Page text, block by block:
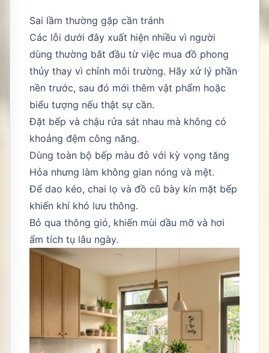
Sai lầm thường gặp cần tránh
Các lỗi dưới đây xuất hiện nhiều vì người
dùng thường bắt đầu từ việc mua đồ phong
thủy thay vì chỉnh môi trường. Hãy xử lý phần
nền trước, sau đó mới thêm vật phẩm hoặc
biểu tượng nếu thật sự cần.
Đặt bếp và chậu rửa sát nhau mà không có
khoảng đệm công năng.
Dùng toàn bộ bếp màu đỏ với kỳ vọng tăng
Hỏa nhưng làm không gian nóng và mệt.
Để dao kéo, chai lọ và đồ cũ bày kín mặt bếp
khiến khí khó lưu thông.
Bỏ qua thông gió, khiến mùi dầu mỡ và hơi
ẩm tích tụ lâu ngày.